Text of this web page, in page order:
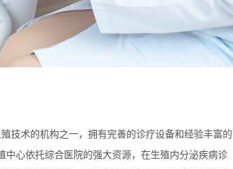
技术的机构之一，拥有完善的诊疗设备和经验丰富的
心依托综合医院的强大资源，在生殖内分泌疾病诊